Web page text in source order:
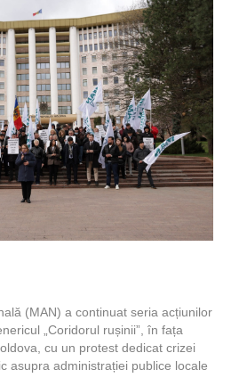
(MAN) a continuat seria acțiunilor
„Coridorul rușinii”, în fața
cu un protest dedicat crizei
asupra administrației publice locale